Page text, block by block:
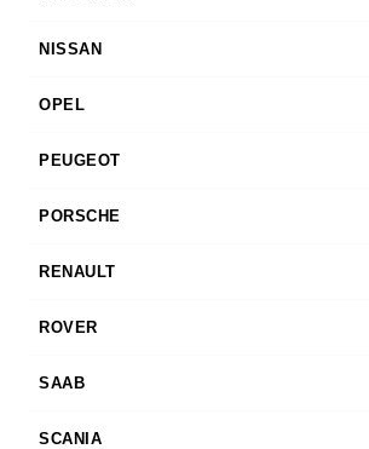
NISSAN
OPEL
PEUGEOT
PORSCHE
RENAULT
ROVER
SAAB
SCANIA